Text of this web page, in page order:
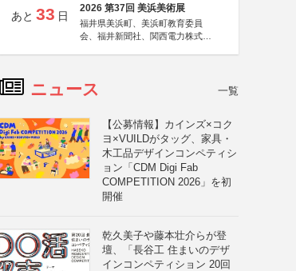
あと 33 日
2026 第37回 美浜美術展
福井県美浜町、美浜町教育委員
会、福井新聞社、関西電力株式会
ニュース 一覧
【公募情報】カインズ×コク
ヨ×VUILDがタッグ、家具・
木工品デザインコンペティシ
ョン「CDM Digi Fab
COMPETITION 2026」を初
開催
乾久美子や藤本壮介らが登
壇、「長谷工 住まいのデザ
インコンペティション 20回